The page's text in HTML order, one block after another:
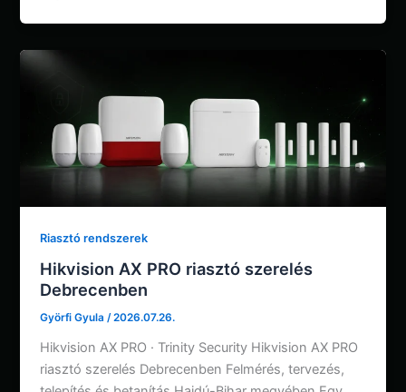
Riasztó rendszerek
Hikvision AX PRO riasztó szerelés
Debrecenben
Györfi Gyula/2026.07.26.
Hikvision AX PRO · Trinity Security Hikvision AX PRO
riasztó szerelés Debrecenben Felmérés, tervezés,